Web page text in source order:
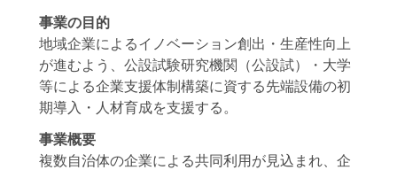
事業の目的
地域企業によるイノベーション創出・生産性向上
が進むよう、公設試験研究機関（公設試）・大学
等による企業支援体制構築に資する先端設備の初
期導入・人材育成を支援する。
事業概要
複数自治体の企業による共同利用が見込まれ、企